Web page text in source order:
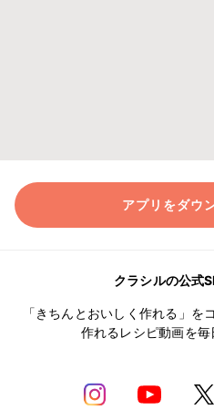
アプリをダウ
クラシルの公式
「きちんとおいしく作れる」を
作れるレシピ動画を毎